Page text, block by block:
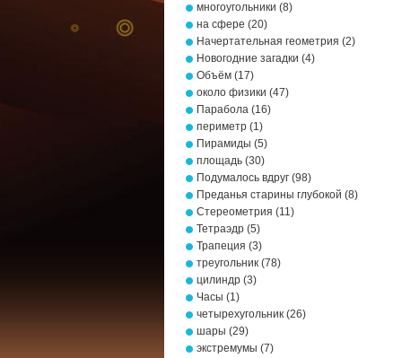
многоугольники (8)
на сфере (20)
Начертательная геометрия (2)
Новогодние загадки (4)
Объём (17)
около физики (47)
Парабола (16)
периметр (1)
Пирамиды (5)
площадь (30)
Подумалось вдруг (98)
Преданья старины глубокой (8)
Стереометрия (11)
Тетраэдр (5)
Трапеция (3)
треугольник (78)
цилиндр (3)
Часы (1)
четырехугольник (26)
шары (29)
экстремумы (7)